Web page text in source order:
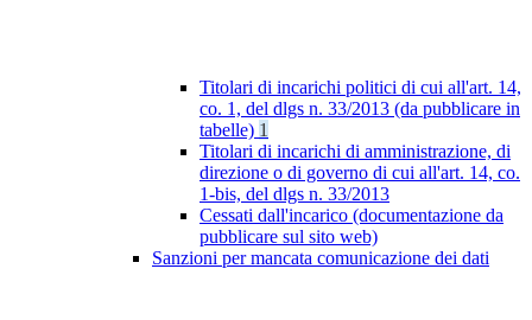
Titolari di incarichi politici di cui all'art. 14,
co. 1, del dlgs n. 33/2013 (da pubblicare in
tabelle) 1
Titolari di incarichi di amministrazione, di
direzione o di governo di cui all'art. 14, co.
1-bis, del dlgs n. 33/2013
Cessati dall'incarico (documentazione da
pubblicare sul sito web)
Sanzioni per mancata comunicazione dei dati